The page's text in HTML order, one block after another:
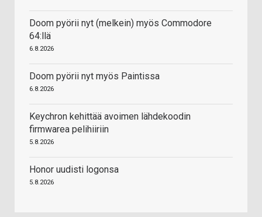
Doom pyörii nyt (melkein) myös Commodore
64:llä
6.8.2026
Doom pyörii nyt myös Paintissa
6.8.2026
Keychron kehittää avoimen lähdekoodin
firmwarea pelihiiriin
5.8.2026
Honor uudisti logonsa
5.8.2026